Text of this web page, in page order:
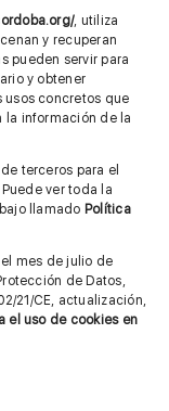
, utiliza
y recuperan
pueden servir para
y obtener
usos concretos que
la información de la
terceros para el
ver toda la
llamado Política
mes de julio de
de Datos,
21/CE, actualización,
el uso de cookies en